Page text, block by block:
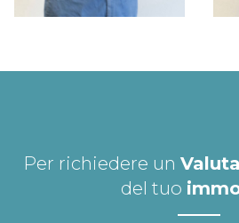
Per richiedere un
del tuo